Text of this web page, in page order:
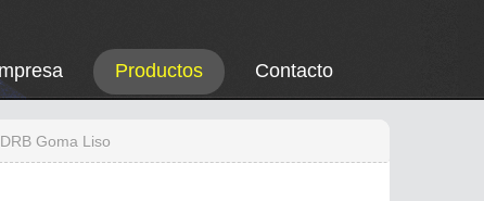
Productos Contacto
Goma Liso